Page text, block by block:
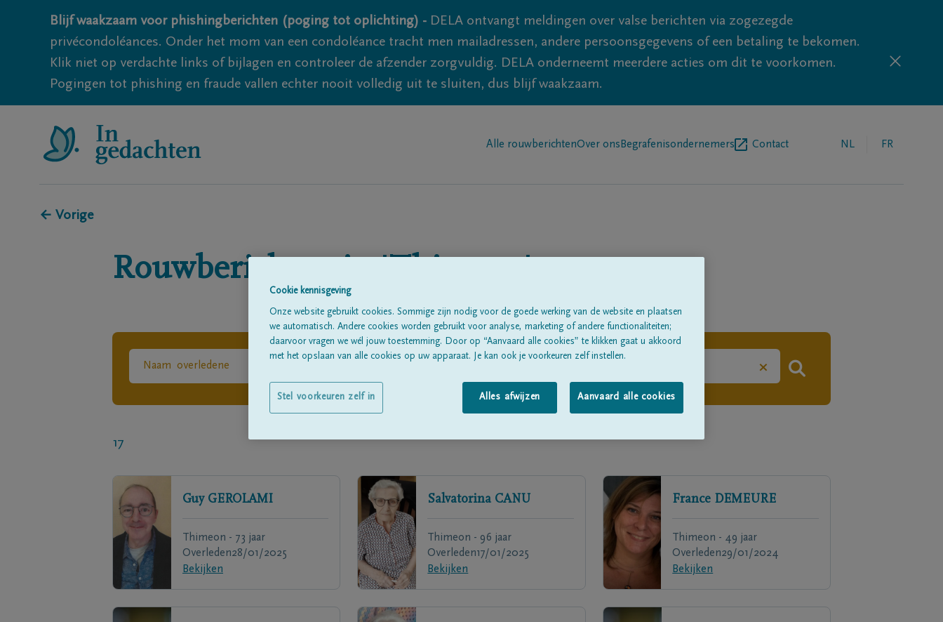
Blijf waakzaam voor phishingberichten (poging tot oplichting) - DELA ontvangt meldingen over valse berichten via zogezegde
privécondoléances. Onder het mom van een condoléance tracht men mailadressen, andere persoonsgegevens of een betaling te bekomen.
Klik niet op verdachte links of bijlagen en controleer de afzender zorgvuldig. DELA onderneemt meerdere acties om dit te voorkomen.
Pogingen tot phishing en fraude vallen echter nooit volledig uit te sluiten, dus blijf waakzaam.
Alle rouwberichtenOver ons Begrafenisondernemers Contact NL FR
← Vorige
Rouwberichten in
×
17
Guy GEROLAMI
Thimeon - 73 jaar
Overleden28/01/2025
Bekijken
Salvatorina CANU
Thimeon - 96 jaar
Overleden17/01/2025
Bekijken
France DEMEURE
Thimeon - 49 jaar
Overleden29/01/2024
Bekijken
Cookie kennisgeving
Onze website gebruikt cookies. Sommige zijn nodig voor de goede werking van de website en plaatsen
we automatisch. Andere cookies worden gebruikt voor analyse, marketing of andere functionaliteiten;
daarvoor vragen we wél jouw toestemming. Door op “Aanvaard alle cookies” te klikken gaat u akkoord
met het opslaan van alle cookies op uw apparaat. Je kan ook je voorkeuren zelf instellen.
Alles afwijzen Aanvaard alle cookies
Stel voorkeuren zelf in